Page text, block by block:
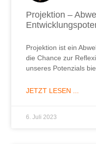
Projektion –
Projektion ist ein
die Chance zur
unseres Potenzials
JETZT LESEN ...
6. Juli 2023